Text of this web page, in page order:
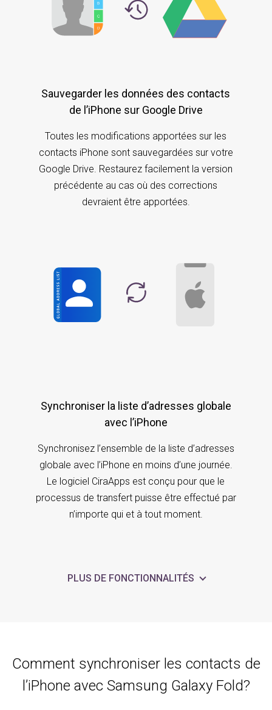
Sauvegarder les données des contacts
de l’iPhone sur Google Drive
Toutes les modifications apportées sur les
contacts iPhone sont sauvegardées sur votre
Google Drive. Restaurez facilement la version
précédente au cas où des corrections
devraient être apportées.
Synchroniser la liste d’adresses globale
avec l’iPhone
Synchronisez l’ensemble de la liste d’adresses
globale avec l’iPhone en moins d’une journée.
Le logiciel CiraApps est conçu pour que le
processus de transfert puisse être effectué par
n’importe qui et à tout moment.
PLUS DE FONCTIONNALITÉS
Comment synchroniser les contacts de
l’iPhone avec Samsung Galaxy Fold?